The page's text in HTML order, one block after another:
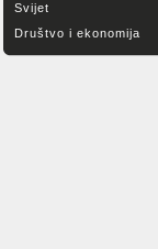
Svijet
Društvo i ekonomija